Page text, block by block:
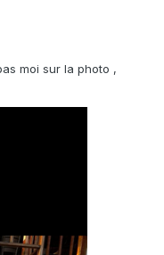
moi sur la photo ,